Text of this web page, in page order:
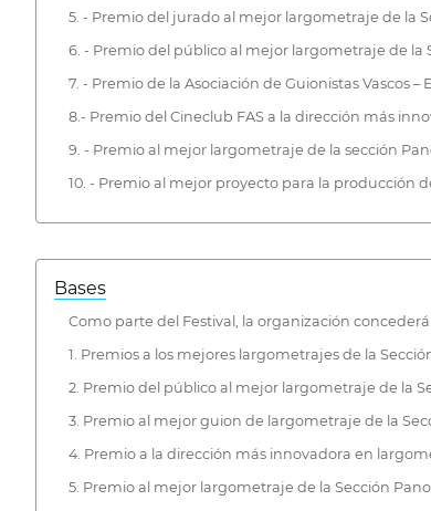
5. - Premio del jurado al mejor largometraje de la
6. - Premio del público al mejor largometraje de la
7. - Premio de la Asociación de Guionistas Vascos
8.- Premio del Cineclub FAS a la dirección más
9. - Premio al mejor largometraje de la sección
10. - Premio al mejor proyecto para la producción
Bases
Como parte del Festival, la organización concederá
1. Premios a los mejores largometrajes de la
2. Premio del público al mejor largometraje de la
3. Premio al mejor guion de largometraje de la
4. Premio a la dirección más innovadora en
5. Premio al mejor largometraje de la Sección